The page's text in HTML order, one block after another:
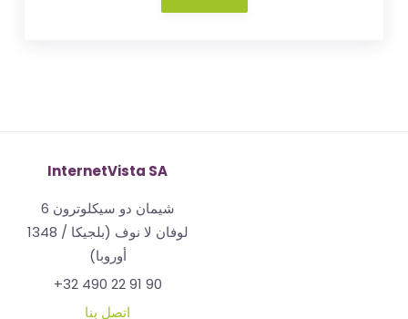
InternetVista SA
شيمان دو سيكلوترون 6
1348 لوفان لا نوف (بلجيكا /
أوروبا)
+32 490 22 91 90
اتصل بنا